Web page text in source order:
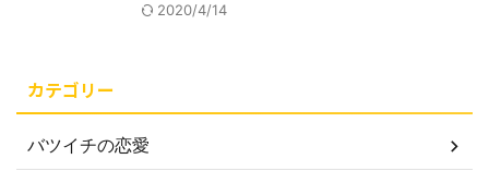
2020/4/14
カテゴリー
バツイチの恋愛